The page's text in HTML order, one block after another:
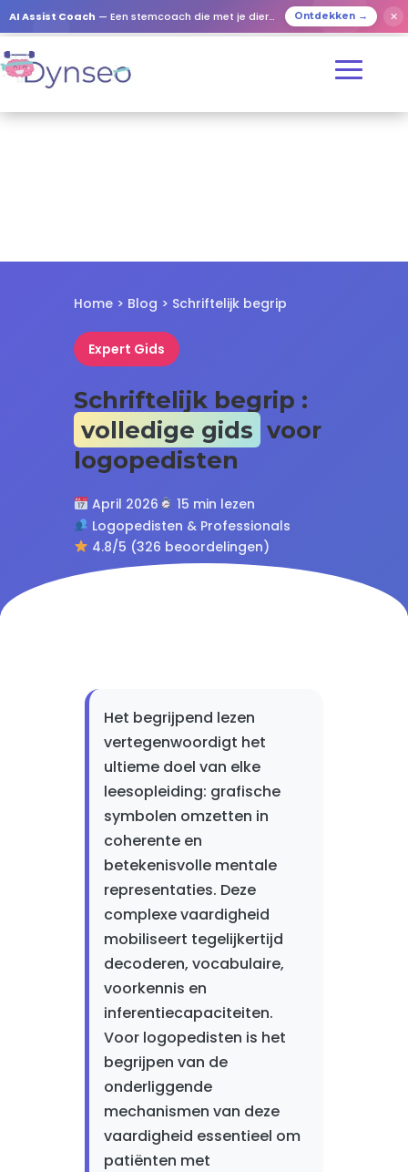
AI Assist Coach — Een stemcoach die met je dierbaren speelt Ontdekken → ✕
Home> Blog > Schriftelijk begrip
Expert Gids
Schriftelijk begrip :
volledige gids voor
logopedisten
April 2026
15 min lezen
Logopedisten & Professionals
4.8/5 (326 beoordelingen)
Het begrijpend lezen
vertegenwoordigt het
ultieme doel van elke
leesopleiding: grafische
symbolen omzetten in
coherente en
betekenisvolle mentale
representaties. Deze
complexe vaardigheid
mobiliseert tegelijkertijd
decoderen, vocabulaire,
voorkennis en
inferentiecapaciteiten.
Voor logopedisten is het
begrijpen van de
onderliggende
mechanismen van deze
vaardigheid essentieel om
patiënten met